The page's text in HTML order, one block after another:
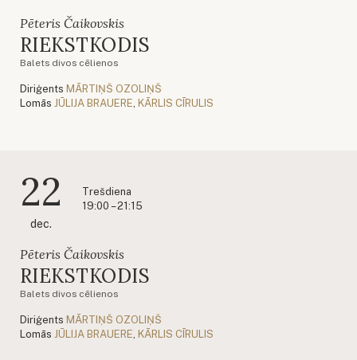
Pēteris Čaikovskis
RIEKSTKODIS
Balets divos cēlienos
Diriģents MĀRTIŅŠ OZOLIŅŠ
Lomās JŪLIJA BRAUERE KĀRLIS CĪRULIS
22
dec.
Trešdiena
19:00 – 21:15
Pēteris Čaikovskis
RIEKSTKODIS
Balets divos cēlienos
Diriģents MĀRTIŅŠ OZOLIŅŠ
Lomās JŪLIJA BRAUERE KĀRLIS CĪRULIS